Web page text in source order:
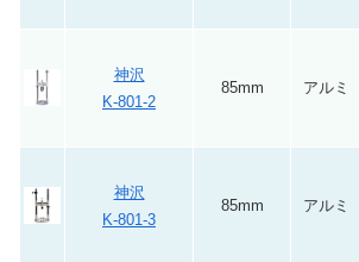
神沢
K-801-2
85mm アルミ
神沢
K-801-3
85mm アルミ